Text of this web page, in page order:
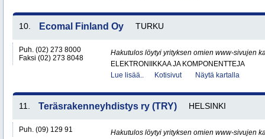
10. Ecomal Finland Oy TURKU
Puh. (02) 273 8000
Faksi (02) 273 8048
Hakutulos löytyi yrityksen omien www-sivujen
ELEKTRONIIKKAA JA KOMPONENTTEJA
Lue lisää..
Kotisivut Näytä kartalla
11. Teräsrakenneyhdistys ry (TRY) HELSINKI
Puh. (09) 129 91
Hakutulos löytyi yrityksen omien www-sivujen